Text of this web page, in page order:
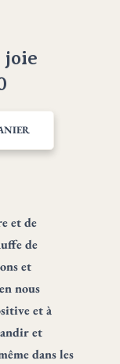
joie
et de
de
et
nous
et à
et
dans les